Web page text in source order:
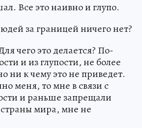
Все это наивно и глупо.
за границей ничего нет?
чего это делается? По-
и из глупости, не более
ни к чему это не приведет.
меня, то мне в связи с
и раньше запрещали
мира, мне не